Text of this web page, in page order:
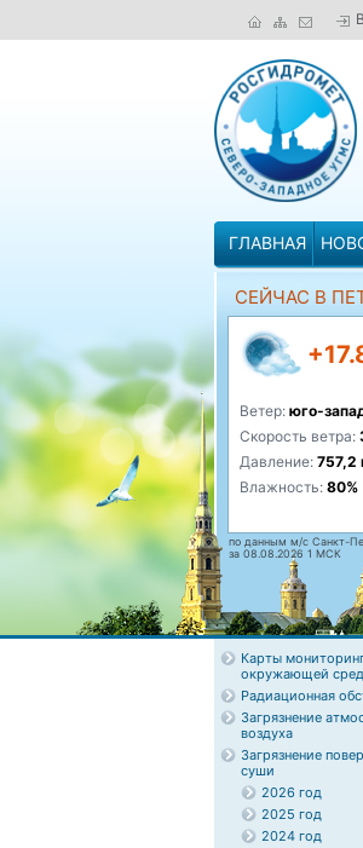
ГЛАВНАЯ
СЕЙЧАС В
Ветер: юго-
Скорость ветра:
Давление: 757,2
Влажность: 80%
по данным м/с Санкт-
за 08.08.2026 1 МСК
Карты
окружающей
Радиационная
Загрязнение
воздуха
Загрязнение
суши
2026 год
2025 год
2024 год